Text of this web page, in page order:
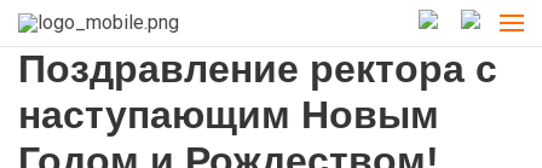
Поздравление ректора с
наступающим Новым